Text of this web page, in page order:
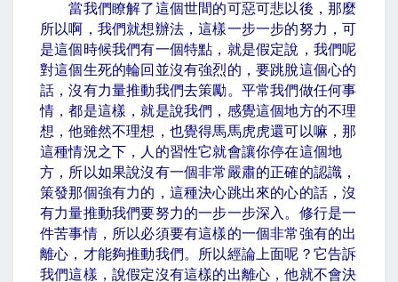
當我們瞭解了這個世間的可惡可悲以後，那麼
所以啊，我們就想辦法，這樣一步一步的努力，可
是這個時候我們有一個特點，就是假定說，我們呢
對這個生死的輪回並沒有強烈的，要跳脫這個心的
話，沒有力量推動我們去策勵。平常我們做任何事
情，都是這樣，就是說我們，感覺這個地方的不理
想，他雖然不理想，也覺得馬馬虎虎還可以嘛，那
這種情況之下，人的習性它就會讓你停在這個地
方，所以如果說沒有一個非常嚴肅的正確的認識，
策發那個強有力的，這種決心跳出來的心的話，沒
有力量推動我們要努力的一步一步深入。修行是一
件苦事情，所以必須要有這樣的一個非常強有的出
離心，才能夠推動我們。所以經論上面呢？它告訴
我們這樣，說假定沒有這樣的出離心，他就不會決